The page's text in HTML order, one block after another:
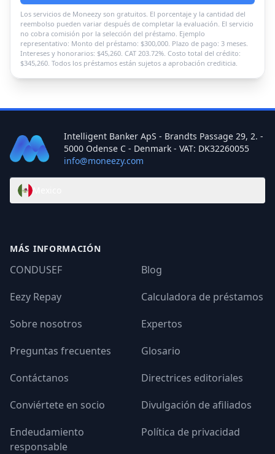
Los servicios de Moneezy son gratuitos. El porcentaje y la cantidad del
reembolso pueden variar después de completar la evaluación. El servicio
no cobra comisión por la selección del préstamo. Ejemplo
representativo: Monto del préstamo: $300,000. Plazo de pago: 3 meses.
Intereses y honorarios: $45,260. CAT 203.72%. Costo total del crédito:
$345,260. Todos los préstamos están sujetos a aprobación crediticia.
Intelligent Banker ApS - Brandts Passage 29, 2. -
5000 Odense C - Denmark - VAT: DK32260055
info@moneezy.com
MÁS INFORMACIÓN
CONDUSEF
Blog
Eezy Repay
Calculadora de préstamos
Sobre nosotros
Expertos
Preguntas frecuentes
Glosario
Contáctanos
Directrices editoriales
Conviértete en socio
Divulgación de afiliados
Endeudamiento
responsable
Política de privacidad